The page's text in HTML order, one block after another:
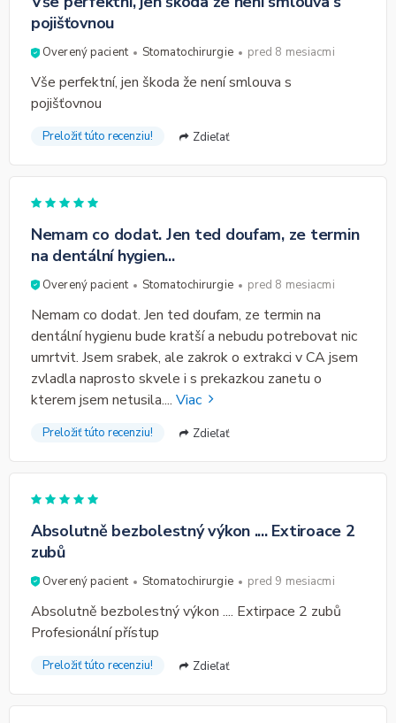
pojišťovnou
Overený pacient Stomatochirurgie pred 8 mesiacmi
Vše perfektní, jen škoda že není smlouva s
pojišťovnou
Preložiť túto recenziu! Zdieľať
Nemam co dodat. Jen ted doufam, ze termin
na dentální hygien...
Overený pacient Stomatochirurgie pred 8 mesiacmi
Nemam co dodat. Jen ted doufam, ze termin na
dentální hygienu bude kratší a nebudu potrebovat nic
umrtvit. Jsem srabek, ale zakrok o extrakci v CA jsem
zvladla naprosto skvele i s prekazkou zanetu o
kterem jsem netusila.... Viac
Preložiť túto recenziu! Zdieľať
Absolutně bezbolestný výkon .... Extiroace 2
zubů
Overený pacient Stomatochirurgie pred 9 mesiacmi
Absolutně bezbolestný výkon .... Extirpace 2 zubů
Profesionální přístup
Preložiť túto recenziu! Zdieľať